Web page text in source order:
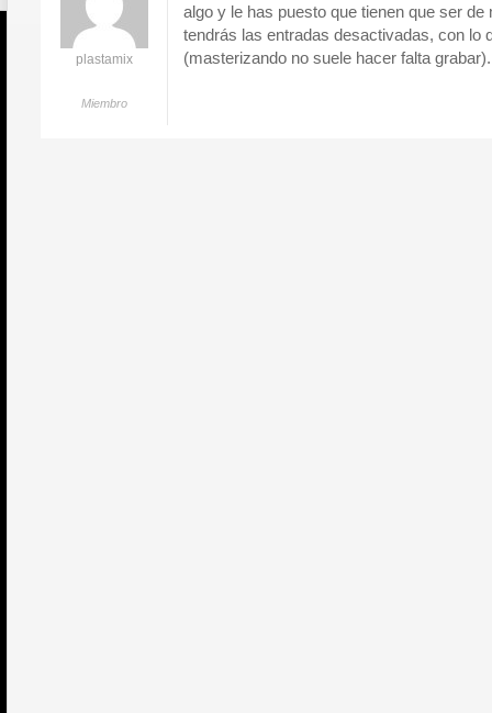
plastamix
Miembro
algo y le has puesto que tienen que ser de
tendrás las entradas desactivadas, con lo
(masterizando no suele hacer falta grabar).